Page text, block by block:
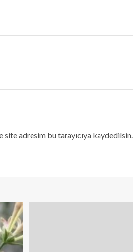
site adresim bu tarayıcıya kaydedilsin.